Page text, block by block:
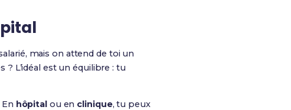
mais on attend de toi un
L’idéal est un équilibre : tu
hôpitalou en clinique, tu peux